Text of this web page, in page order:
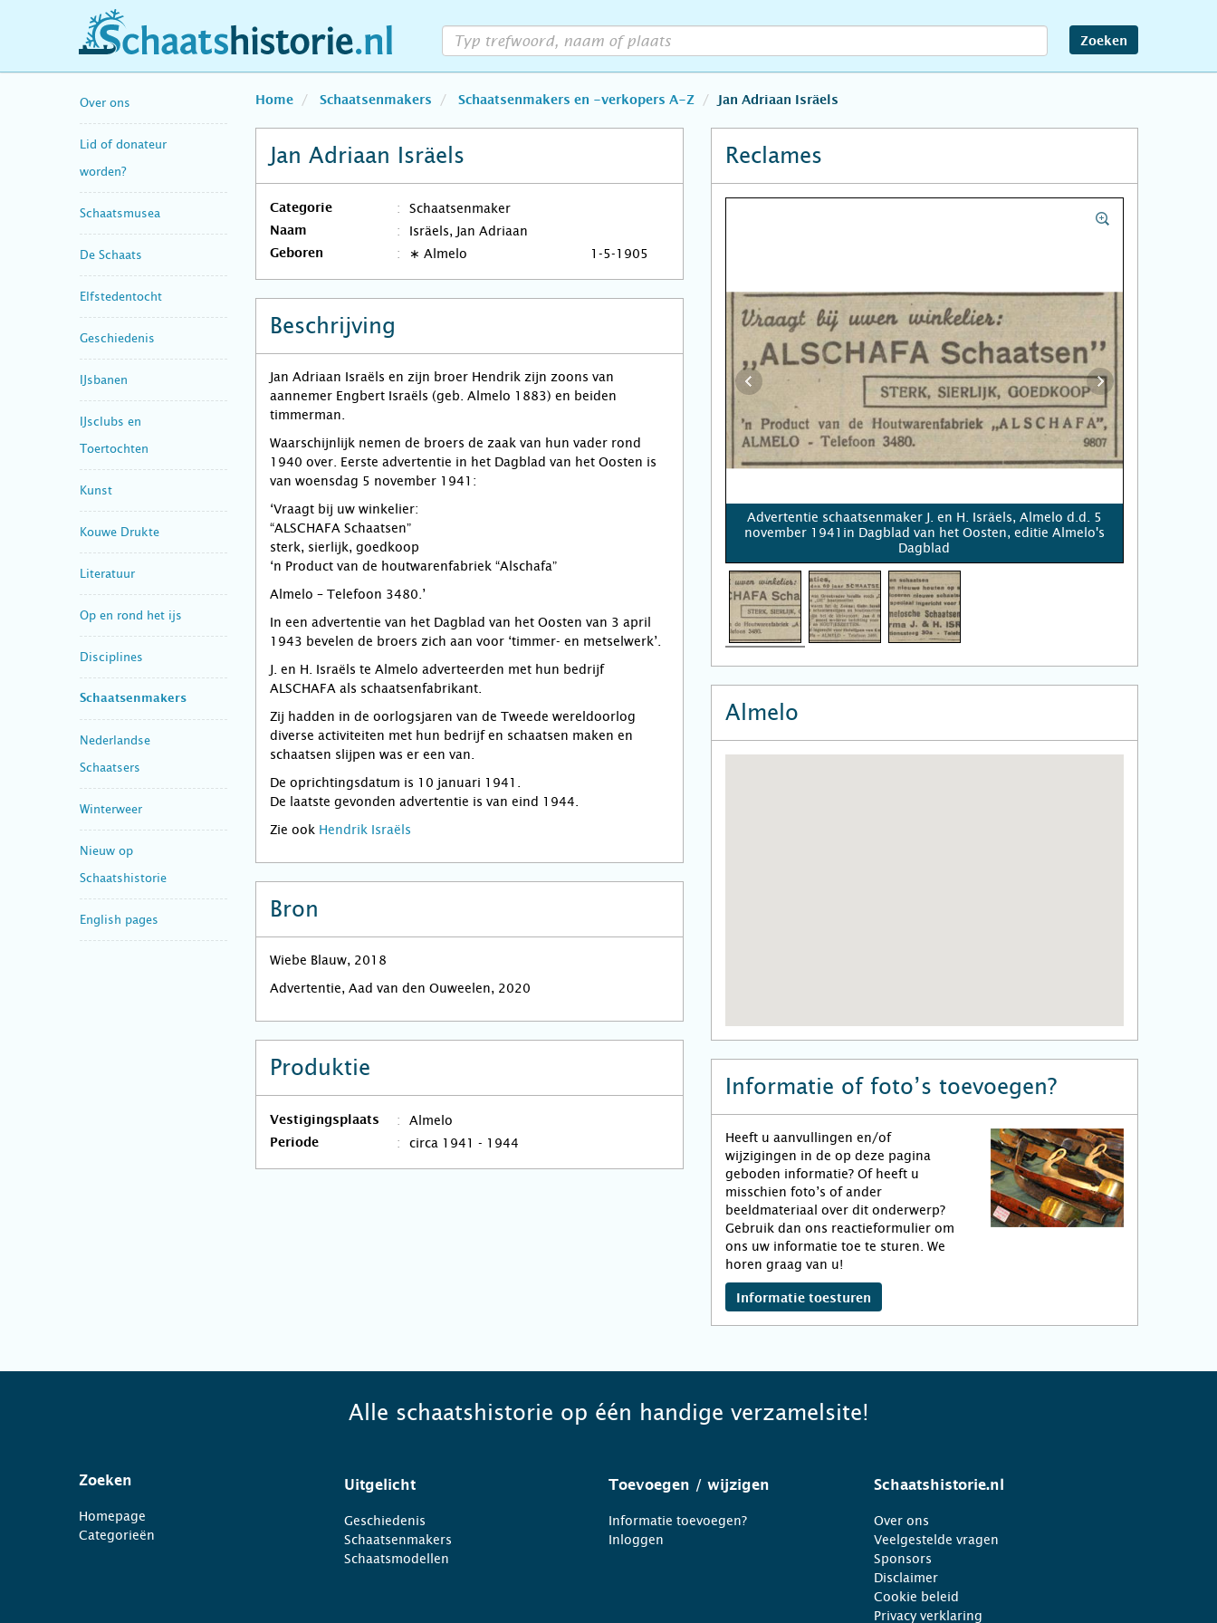
schaatshistorie.nl Zoeken
Over ons
Lid of donateur
worden?
Schaatsmusea
De Schaats
Elfstedentocht
Geschiedenis
IJsbanen
IJsclubs en
Toertochten
Kunst
Kouwe Drukte
Literatuur
Op en rond het ijs
Disciplines
Schaatsenmakers
Nederlandse
Schaatsers
Winterweer
Nieuw op
Schaatshistorie
English pages
Home Schaatsenmakers Schaatsenmakers en -verkopers A-Z Jan Adriaan Isräels
Jan Adriaan Isräels
Categorie Schaatsenmaker
Naam Isräels, Jan Adriaan
Geboren ∗ Almelo 1-5-1905
Beschrijving
Jan Adriaan Israëls en zijn broer Hendrik zijn zoons van
aannemer Engbert Israëls (geb. Almelo 1883) en beiden
timmerman.
Waarschijnlijk nemen de broers de zaak van hun vader rond
1940 over. Eerste advertentie in het Dagblad van het Oosten is
van woensdag 5 november 1941:
‘Vraagt bij uw winkelier:
“ALSCHAFA Schaatsen”
sterk, sierlijk, goedkoop
‘n Product van de houtwarenfabriek “Alschafa”
Almelo – Telefoon 3480.’
In een advertentie van het Dagblad van het Oosten van 3 april
1943 bevelen de broers zich aan voor ‘timmer- en metselwerk’.
J. en H. Israëls te Almelo adverteerden met hun bedrijf
ALSCHAFA als schaatsenfabrikant.
Zij hadden in de oorlogsjaren van de Tweede wereldoorlog
diverse activiteiten met hun bedrijf en schaatsen maken en
schaatsen slijpen was er een van.
De oprichtingsdatum is 10 januari 1941.
De laatste gevonden advertentie is van eind 1944.
Zie ook Hendrik Israëls
Bron
Wiebe Blauw, 2018
Advertentie, Aad van den Ouweelen, 2020
Produktie
Vestigingsplaats Almelo
Periode circa 1941 - 1944
Reclames
Advertentie schaatsenmaker J. en H. Isräels, Almelo d.d. 5
november 1941in Dagblad van het Oosten, editie Almelo's
Dagblad
Almelo
Informatie of foto’s toevoegen?
Heeft u aanvullingen en/of
wijzigingen in de op deze pagina
geboden informatie? Of heeft u
misschien foto’s of ander
beeldmateriaal over dit onderwerp?
Gebruik dan ons reactieformulier om
ons uw informatie toe te sturen. We
horen graag van u!
Informatie toesturen
Alle schaatshistorie op één handige verzamelsite!
Zoeken
Homepage
Categorieën
Uitgelicht
Geschiedenis
Schaatsenmakers
Schaatsmodellen
Toevoegen / wijzigen
Informatie toevoegen?
Inloggen
Schaatshistorie.nl
Over ons
Veelgestelde vragen
Sponsors
Disclaimer
Cookie beleid
Privacy verklaring